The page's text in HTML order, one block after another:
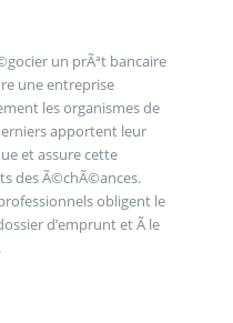
un prÃªt bancaire
une entreprise
les organismes de
apportent leur
et assure cette
des Ã©chÃ©ances.
obligent le
d’emprunt et Ã le